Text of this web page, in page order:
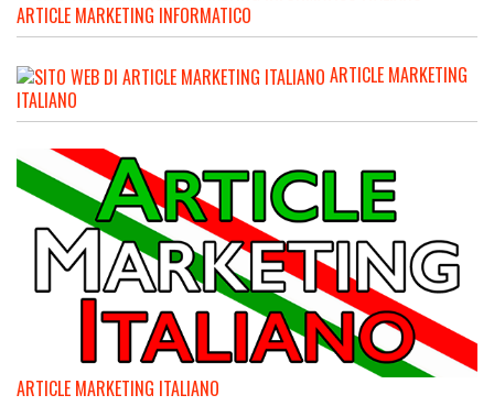
ARTICLE MARKETING INFORMATICO
ARTICLE MARKETING
ITALIANO
ARTICLE MARKETING ITALIANO